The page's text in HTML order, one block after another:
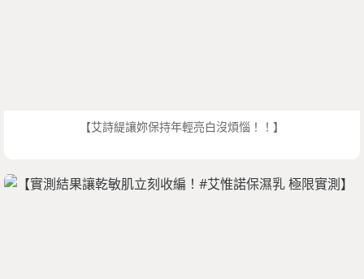
【艾詩緹讓妳保持年輕亮白沒煩惱！！】